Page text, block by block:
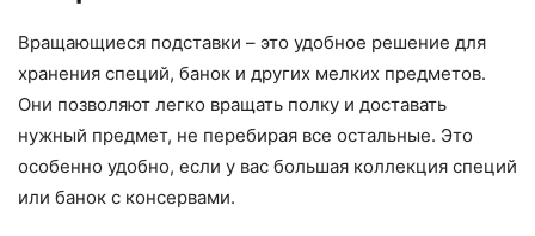
Вращающиеся подставки – это удобное решение для
хранения специй, банок и других мелких предметов.
Они позволяют легко вращать полку и доставать
нужный предмет, не перебирая все остальные. Это
особенно удобно, если у вас большая коллекция специй
или банок с консервами.